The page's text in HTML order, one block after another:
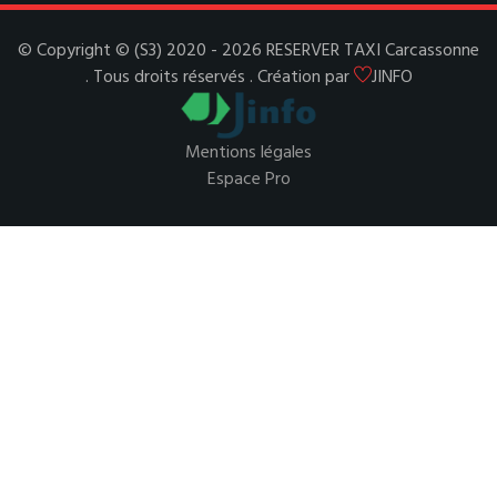
© Copyright © (S3) 2020 - 2026 RESERVER TAXI Carcassonne
. Tous droits réservés . Création par
JINFO
Mentions légales
Espace Pro